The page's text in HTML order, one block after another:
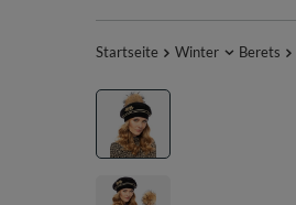
Startseite Winter Berets